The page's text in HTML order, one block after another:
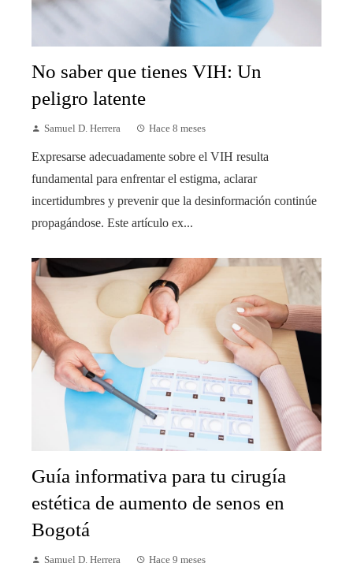
No saber que tienes VIH: Un
peligro latente
Samuel D. Herrera Hace 8 meses
Expresarse adecuadamente sobre el VIH resulta
fundamental para enfrentar el estigma, aclarar
incertidumbres y prevenir que la desinformación continúe
propagándose. Este artículo ex...
Guía informativa para tu cirugía
estética de aumento de senos en
Bogotá
Samuel D. Herrera Hace 9 meses